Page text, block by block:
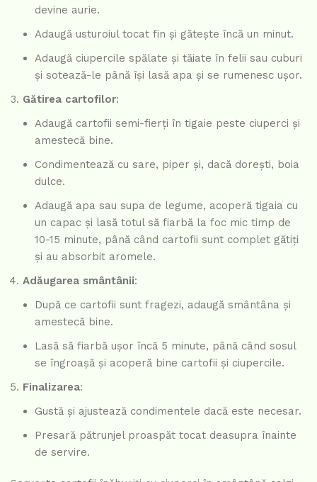
devine aurie.
Adaugă usturoiul tocat fin și gătește încă un minut.
Adaugă ciupercile spălate și tăiate în felii sau cuburi
și sotează-le până își lasă apa și se rumenesc ușor.
Gătirea cartofilor:
Adaugă cartofii semi-fierți în tigaie peste ciuperci și
amestecă bine.
Condimentează cu sare, piper și, dacă dorești, boia
dulce.
Adaugă apa sau supa de legume, acoperă tigaia cu
un capac și lasă totul să fiarbă la foc mic timp de
10-15 minute, până când cartofii sunt complet gătiți
și au absorbit aromele.
Adăugarea smântânii:
După ce cartofii sunt fragezi, adaugă smântâna și
amestecă bine.
Lasă să fiarbă ușor încă 5 minute, până când sosul
se îngroașă și acoperă bine cartofii și ciupercile.
Finalizarea:
Gustă și ajustează condimentele dacă este necesar.
Presară pătrunjel proaspăt tocat deasupra înainte
de servire.